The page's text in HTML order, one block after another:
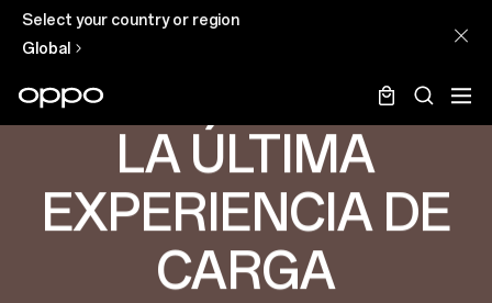
Select your country or region
Global
LA ÚLTIMA
EXPERIENCIA DE
CARGA